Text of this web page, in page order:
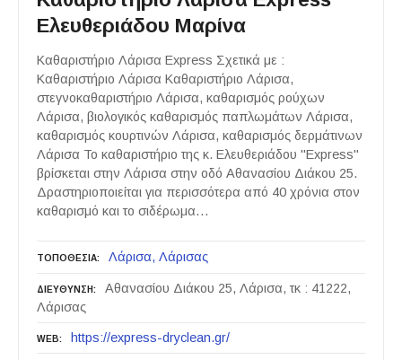
Ελευθεριάδου Μαρίνα
Καθαριστήριο Λάρισα Express Σχετικά με :
Καθαριστήριο Λάρισα Καθαριστήριο Λάρισα,
στεγνοκαθαριστήριο Λάρισα, καθαρισμός ρούχων
Λάρισα, βιολογικός καθαρισμός παπλωμάτων Λάρισα,
καθαρισμός κουρτινών Λάρισα, καθαρισμός δερμάτινων
Λάρισα Το καθαριστήριο της κ. Ελευθεριάδου "Express"
βρίσκεται στην Λάρισα στην οδό Αθανασίου Διάκου 25.
Δραστηριοποιείται για περισσότερα από 40 χρόνια στον
καθαρισμό και το σιδέρωμα…
ΤΟΠΟΘΕΣΙΑ Λάρισα Λάρισας
ΔΙΕΥΘΥΝΣΗ
Αθανασίου Διάκου 25, Λάρισα, τκ : 41222,
Λάρισας
WEB https://express-dryclean.gr/